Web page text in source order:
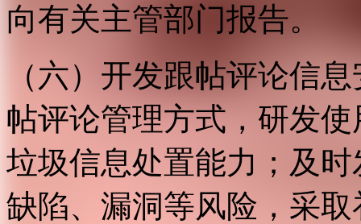
向有关主管部门报告。
（六）开发跟帖评论信
帖评论管理方式，研发
垃圾信息处置能力；及
缺陷、漏洞等风险，采